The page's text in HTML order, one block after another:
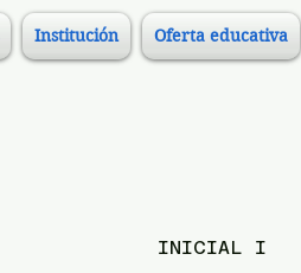
Institución Oferta educativa
INICIAL I